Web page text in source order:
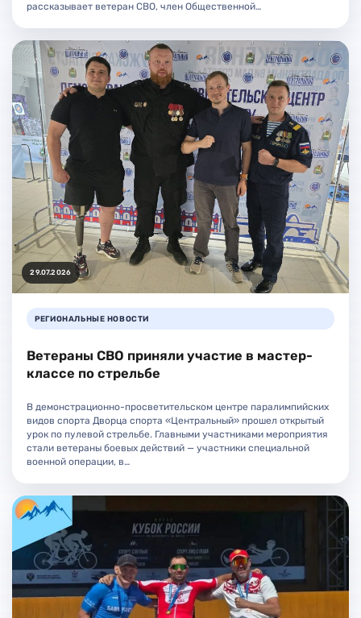
рассказывает ветеран СВО, член Общественной…
29.07.2026
РЕГИОНАЛЬНЫЕ НОВОСТИ
Ветераны СВО приняли участие в мастер-
классе по стрельбе
В демонстрационно-просветительском центре паралимпийских
видов спорта Дворца спорта «Центральный» прошел открытый
урок по пулевой стрельбе. Главными участниками мероприятия
стали ветераны боевых действий — участники специальной
военной операции, в…